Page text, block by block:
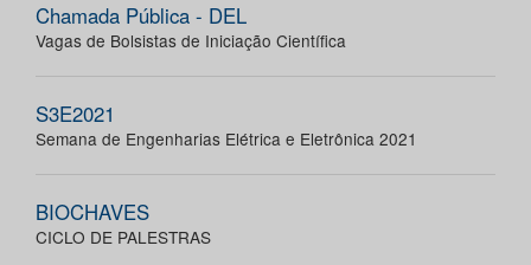
Chamada Pública - DEL
Vagas de Bolsistas de Iniciação Científica
S3E2021
Semana de Engenharias Elétrica e Eletrônica 2021
BIOCHAVES
CICLO DE PALESTRAS